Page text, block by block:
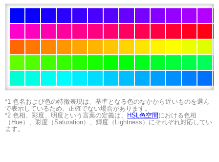
*1 色名および色の特徴表現は、基準となる色のなかから近いものを選ん
で表示しているため、正確でない場合があります。
*2 色相、彩度、明度という言葉の定義は、
HSL色空間 における色相
（Hue）、彩度（Saturation）、輝度（Lightness）にそれぞれ対応してい
ます。